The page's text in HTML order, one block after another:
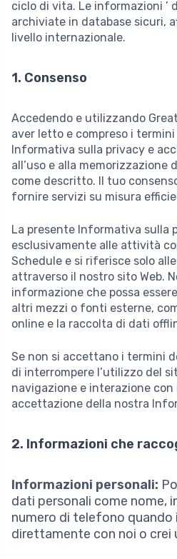
ciclo di vita. Le informazioni ’
archiviate in database sicuri,
livello internazionale.
1. Consenso
Accedendo e utilizzando
aver letto e compreso i
Informativa sulla privacy e
all’uso e alla
come descritto. Il tuo
fornire servizi su misura
La presente Informativa sulla
esclusivamente alle attività
Schedule e si riferisce solo
attraverso il nostro sito Web.
informazione che possa
altri mezzi o fonti esterne,
online e la raccolta di dati
Se non si accettano i termini
di interrompere l’utilizzo del
navigazione e interazione
accettazione della nostra
2. Informazioni che
Informazioni personali:
dati personali come nome,
numero di telefono quando
direttamente con noi o crei